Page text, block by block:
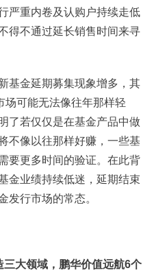
严重内卷及认购户持续走低
得不通过延长销售时间来寻
基金延期募集现象增多，其
场可能无法像往年那样轻
了若仅仅是在基金产品中做
不像以往那样好赚，一些基
要更多时间的验证。在此背
金业绩持续低迷，延期结束
发行市场的常态。
大领域，鹏华价值远航6个